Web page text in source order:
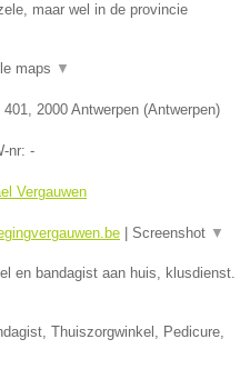
maar wel in de provincie
maps ▼
401, 2000 Antwerpen (Antwerpen)
nr: -
Vergauwen
Screenshot ▼
en bandagist aan huis, klusdienst.
Thuiszorgwinkel, Pedicure,